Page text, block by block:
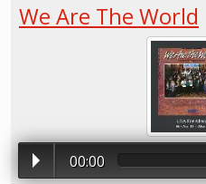
We Are The World
00:00